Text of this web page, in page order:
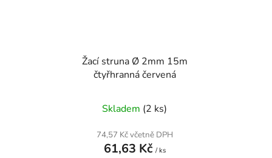
Žací struna Ø 2mm 15m
čtyřhranná červená
Skladem (2 ks)
74,57 Kč včetně DPH
61,63 Kč / ks